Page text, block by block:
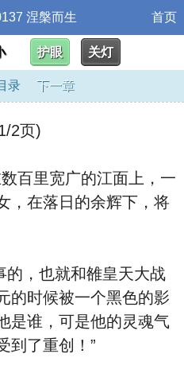
涅槃而生 首页
护眼 关灯
录 下一章
2页)
里宽广的江面上，一
，在落日的余辉下，将
，也就和雒皇天大战
的时候被一个黑色的影
是谁，可是他的灵魂气
到了重创！”